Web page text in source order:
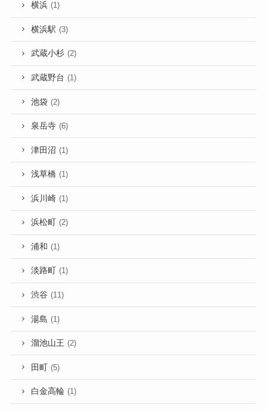
横浜 (1)
横浜駅 (3)
武蔵小杉 (2)
武蔵野台 (1)
池袋 (2)
泉岳寺 (6)
津田沼 (1)
浅草橋 (1)
浜川崎 (1)
浜松町 (2)
浦和 (1)
淡路町 (1)
渋谷 (11)
湯島 (1)
溜池山王 (2)
田町 (5)
白金高輪 (1)